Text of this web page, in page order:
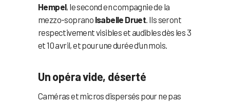
Hempel, le second en compagnie de la
mezzo-soprano Isabelle Druet. Ils seront
respectivement visibles et audibles dès les 3
et 10 avril, et pour une durée d’un mois.
Un opéra vide, déserté
Caméras et micros dispersés pour ne pas